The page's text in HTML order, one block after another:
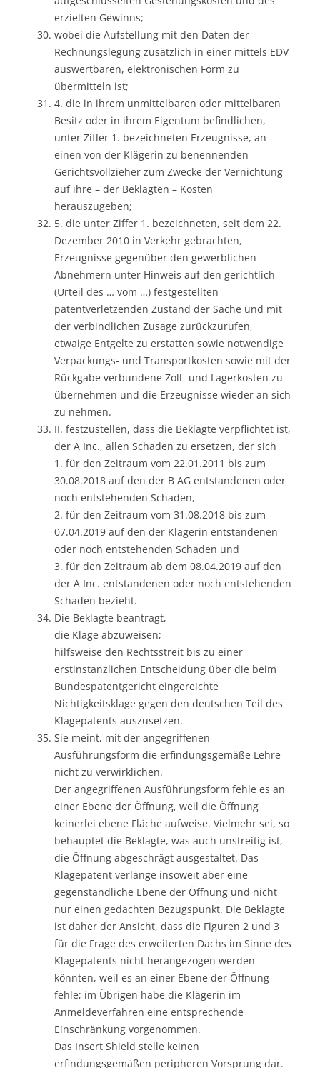
erzielten Gewinns;
wobei die Aufstellung mit den Daten der
Rechnungslegung zusätzlich in einer mittels EDV
auswertbaren, elektronischen Form zu
übermitteln ist;
4. die in ihrem unmittelbaren oder mittelbaren
Besitz oder in ihrem Eigentum befindlichen,
unter Ziffer 1. bezeichneten Erzeugnisse, an
einen von der Klägerin zu benennenden
Gerichtsvollzieher zum Zwecke der Vernichtung
auf ihre – der Beklagten – Kosten
herauszugeben;
5. die unter Ziffer 1. bezeichneten, seit dem 22.
Dezember 2010 in Verkehr gebrachten,
Erzeugnisse gegenüber den gewerblichen
Abnehmern unter Hinweis auf den gerichtlich
(Urteil des … vom …) festgestellten
patentverletzenden Zustand der Sache und mit
der verbindlichen Zusage zurückzurufen,
etwaige Entgelte zu erstatten sowie notwendige
Verpackungs- und Transportkosten sowie mit der
Rückgabe verbundene Zoll- und Lagerkosten zu
übernehmen und die Erzeugnisse wieder an sich
zu nehmen.
II. festzustellen, dass die Beklagte verpflichtet ist,
der A Inc., allen Schaden zu ersetzen, der sich
1. für den Zeitraum vom 22.01.2011 bis zum
30.08.2018 auf den der B AG entstandenen oder
noch entstehenden Schaden,
2. für den Zeitraum vom 31.08.2018 bis zum
07.04.2019 auf den der Klägerin entstandenen
oder noch entstehenden Schaden und
3. für den Zeitraum ab dem 08.04.2019 auf den
der A Inc. entstandenen oder noch entstehenden
Schaden bezieht.
Die Beklagte beantragt,
die Klage abzuweisen;
hilfsweise den Rechtsstreit bis zu einer
erstinstanzlichen Entscheidung über die beim
Bundespatentgericht eingereichte
Nichtigkeitsklage gegen den deutschen Teil des
Klagepatents auszusetzen.
Sie meint, mit der angegriffenen
Ausführungsform die erfindungsgemäße Lehre
nicht zu verwirklichen.
Der angegriffenen Ausführungsform fehle es an
einer Ebene der Öffnung, weil die Öffnung
keinerlei ebene Fläche aufweise. Vielmehr sei, so
behauptet die Beklagte, was auch unstreitig ist,
die Öffnung abgeschrägt ausgestaltet. Das
Klagepatent verlange insoweit aber eine
gegenständliche Ebene der Öffnung und nicht
nur einen gedachten Bezugspunkt. Die Beklagte
ist daher der Ansicht, dass die Figuren 2 und 3
für die Frage des erweiterten Dachs im Sinne des
Klagepatents nicht herangezogen werden
könnten, weil es an einer Ebene der Öffnung
fehle; im Übrigen habe die Klägerin im
Anmeldeverfahren eine entsprechende
Einschränkung vorgenommen.
Das Insert Shield stelle keinen
erfindungsgemäßen peripheren Vorsprung dar.